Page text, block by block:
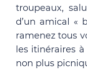
troupeaux,
d’un amical «
ramenez tous
les itinéraires
non plus